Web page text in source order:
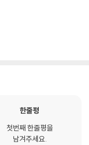
한줄평
첫번째 한줄평을
남겨주세요.